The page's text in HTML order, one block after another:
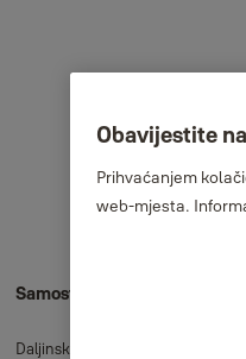
Samostalan nadzor
Daljinski nadgledajte kućni prag i
Obavijestite
Prihvaćanjem
web-mjesta.